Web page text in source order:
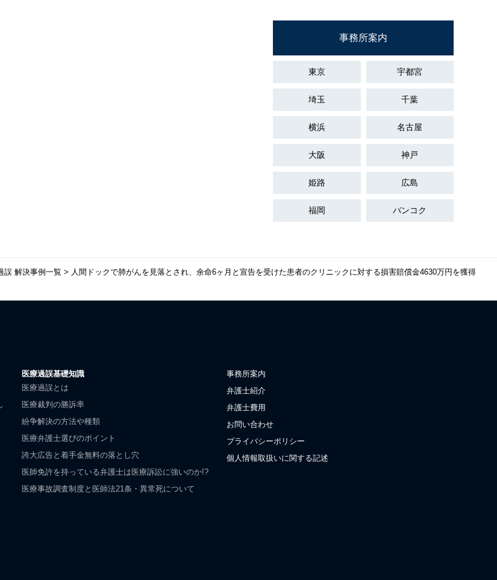
事務所案内
東京 宇都宮
埼玉 千葉
横浜 名古屋
大阪 神戸
姫路 広島
福岡 バンコク
誤 解決事例一覧 > 人間ドックで肺がんを見落とされ、余命6ヶ月と宣告を受けた患者のクリニックに対する損害賠償金4630万円を獲得
医療過誤基礎知識
医療過誤とは
医療裁判の勝訴率
紛争解決の方法や種類
医療弁護士選びのポイント
誇大広告と着手金無料の落とし穴
医師免許を持っている弁護士は医療訴訟に強いのか!?
医療事故調査制度と医師法21条・異常死について
事務所案内
弁護士紹介
弁護士費用
お問い合わせ
プライバシーポリシー
個人情報取扱いに関する記述